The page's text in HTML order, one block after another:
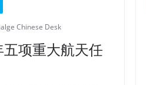
Chinese Desk
项重大航天任